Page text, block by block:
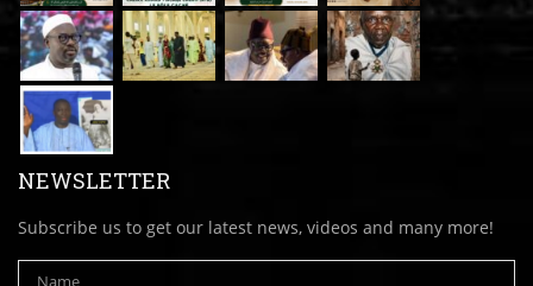
NEWSLETTER
Subscribe us to get our latest news, videos and many more!